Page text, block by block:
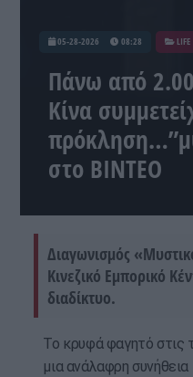
05-28-2026 08:28 LIFE
Πάνω από
Κίνα
στο ΒΙΝΤΕΟ
Διαγωνισμός
Κινεζικό Εμπορικό
διαδίκτυο.
Το κρυφά φαγητό στις
μια ανάλαφρη